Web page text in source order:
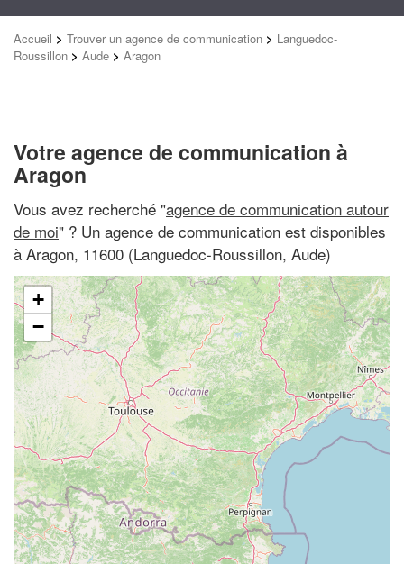
Accueil > Trouver un agence de communication > Languedoc-
Roussillon > Aude > Aragon
Votre agence de communication à
Aragon
Vous avez recherché "agence de communication autour
de moi" ? Un agence de communication est disponibles
à Aragon, 11600 (Languedoc-Roussillon, Aude)
+
−